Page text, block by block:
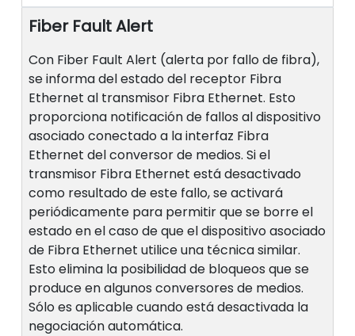
Fiber Fault Alert
Con Fiber Fault Alert (alerta por fallo de fibra),
se informa del estado del receptor Fibra
Ethernet al transmisor Fibra Ethernet. Esto
proporciona notificación de fallos al dispositivo
asociado conectado a la interfaz Fibra
Ethernet del conversor de medios. Si el
transmisor Fibra Ethernet está desactivado
como resultado de este fallo, se activará
periódicamente para permitir que se borre el
estado en el caso de que el dispositivo asociado
de Fibra Ethernet utilice una técnica similar.
Esto elimina la posibilidad de bloqueos que se
produce en algunos conversores de medios.
Sólo es aplicable cuando está desactivada la
negociación automática.